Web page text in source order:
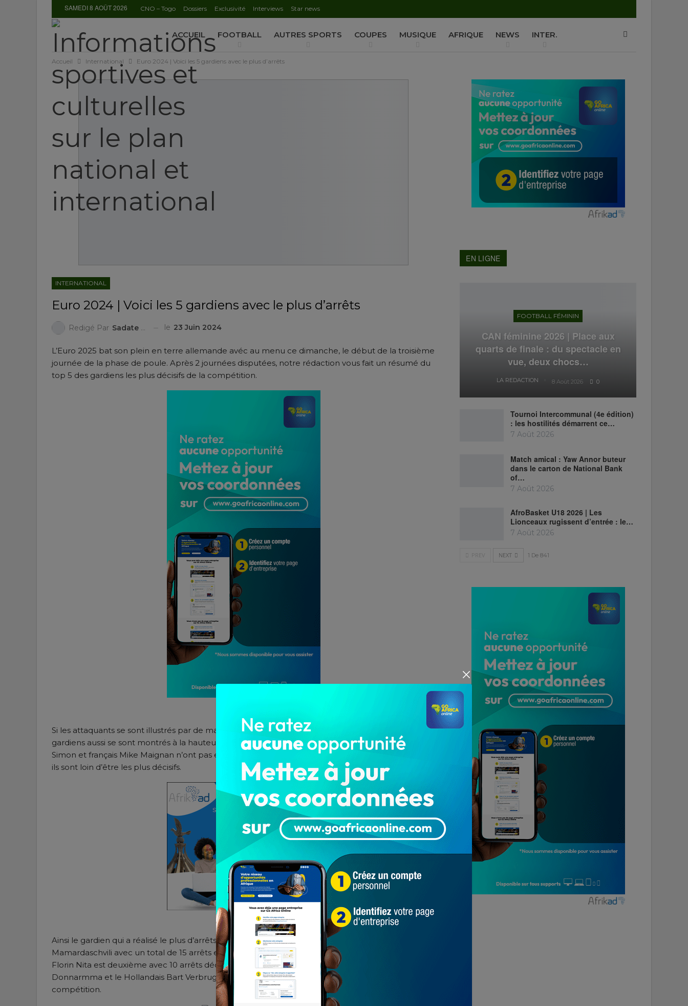
SAMEDI 8 AOÛT 2026 CNO – Togo Dossiers Exclusivité Interviews Star news
ACCUEIL FOOTBALL AUTRES SPORTS COUPES MUSIQUE AFRIQUE NEWS INTER.
Accueil International Euro 2024 | Voici les 5 gardiens avec le plus d’arrêts
INTERNATIONAL
Euro 2024 | Voici les 5 gardiens avec le plus d’arrêts
Redigé Par Sadate ZAKARI le 23 Juin 2024
L’Euro 2025 bat son plein en terre allemande avéc au menu ce dimanche, le début de la troisième
journée de la phase de poule. Après 2 journées disputées, notre rédaction vous fait un résumé du
top 5 des gardiens les plus décisifs de la compétition.
Si les attaquants se sont illustrés par de magnifiques réalisations durant ces deux journées, des
gardiens aussi se sont montrés à la hauteur des événements. Même si le gardien espagnol Unai
Simon et français Mike Maignan n’ont pas encore concédé le moindre but durant la compétition,
ils sont loin d’être les plus décisifs.
Ainsi le gardien qui a réalisé le plus d’arrêts après les deux journées est le le Géorgien Giorgi
Mamardaschvili avec un total de 15 arrêts effectués. Énormément sollicité, le portier Roumain
Florin Nita est deuxième avec 10 arrêts décisifs. Le Hongrois Peter Gulasci, l’Italien Gianluigi
Donnarmma et le Hollandais Bart Verbruggen ont effectué chacun 9 arrêts en 2 journées de la
compétition.
EN LIGNE
FOOTBALL FÉMININ
CAN féminine 2026 | Place aux
quarts de finale : du spectacle en
vue, deux chocs…
LA REDACTION 8 Août 2026 0
Tournoi Intercommunal (4e édition)
: les hostilités démarrent ce…
7 Août 2026
Match amical : Yaw Annor buteur
dans le carton de National Bank
of…
7 Août 2026
AfroBasket U18 2026 | Les
Lionceaux rugissent d’entrée : le…
7 Août 2026
NEXT 1 De 841
AUTORISATION DE LA HAAC N°0134/HAAC/12-2025/PL/P